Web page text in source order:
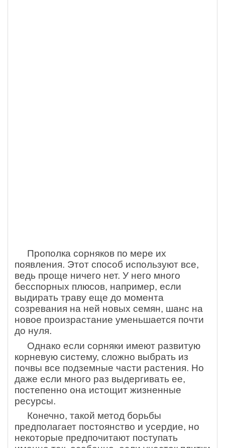
Прополка сорняков по мере их
появления. Этот способ используют все,
ведь проще ничего нет. У него много
бесспорных плюсов, например, если
выдирать траву еще до момента
созревания на ней новых семян, шанс на
новое произрастание уменьшается почти
до нуля.
Однако если сорняки имеют развитую
корневую систему, сложно выбрать из
почвы все подземные части растения. Но
даже если много раз выдергивать ее,
постепенно она истощит жизненные
ресурсы.
Конечно, такой метод борьбы
предполагает постоянство и усердие, но
некоторые предпочитают поступать